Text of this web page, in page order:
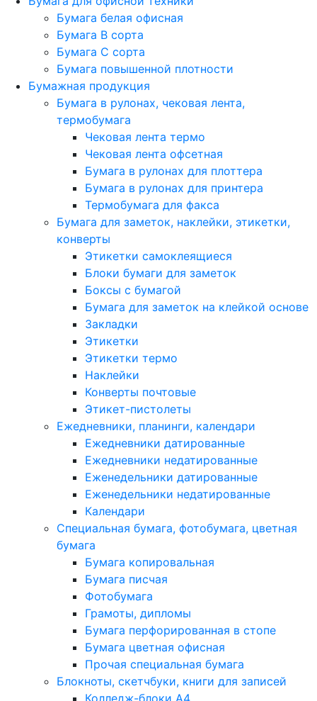
Бумага белая офисная
Бумага B сорта
Бумага C сорта
Бумага повышенной плотности
Бумажная продукция
Бумага в рулонах, чековая лента,
термобумага
Чековая лента термо
Чековая лента офсетная
Бумага в рулонах для плоттера
Бумага в рулонах для принтера
Термобумага для факса
Бумага для заметок, наклейки, этикетки,
конверты
Этикетки самоклеящиеся
Блоки бумаги для заметок
Боксы с бумагой
Бумага для заметок на клейкой основе
Закладки
Этикетки
Этикетки термо
Наклейки
Конверты почтовые
Этикет-пистолеты
Ежедневники, планинги, календари
Ежедневники датированные
Ежедневники недатированные
Еженедельники датированные
Еженедельники недатированные
Календари
Специальная бумага, фотобумага, цветная
бумага
Бумага копировальная
Бумага писчая
Фотобумага
Грамоты, дипломы
Бумага перфорированная в стопе
Бумага цветная офисная
Прочая специальная бумага
Блокноты, скетчбуки, книги для записей
Колледж-блоки А4